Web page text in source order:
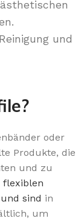
und
oder
Produkte, die
und zu
flexiblen
sind in
um